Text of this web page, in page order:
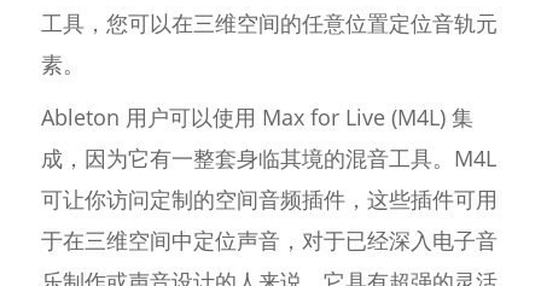
工具，您可以在三维空间的任意位置定位音轨元
素。
Ableton 用户可以使用 Max for Live (M4L) 集
成，因为它有一整套身临其境的混音工具。M4L
可让你访问定制的空间音频插件，这些插件可用
于在三维空间中定位声音，对于已经深入电子音